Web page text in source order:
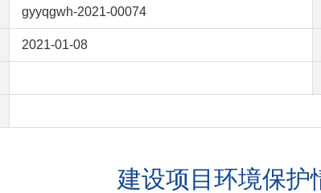
gyyqgwh-2021-00074
2021-01-08
建设项目环境保护